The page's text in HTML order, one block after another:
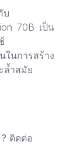
บ
70B เป็น
นการสร้าง
ล้ำสมัย
ติดต่อ